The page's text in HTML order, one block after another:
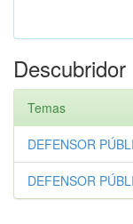
Descubridor
Temas
DEFENSOR
DEFENSOR